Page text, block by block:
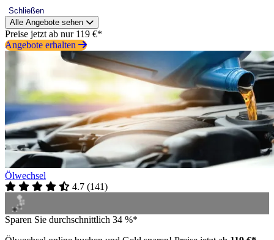
Schließen
Alle Angebote sehen
Preise jetzt ab nur 119 €*
Angebote erhalten
Ölwechsel
4.7 (141)
Sparen Sie durchschnittlich 34 %*